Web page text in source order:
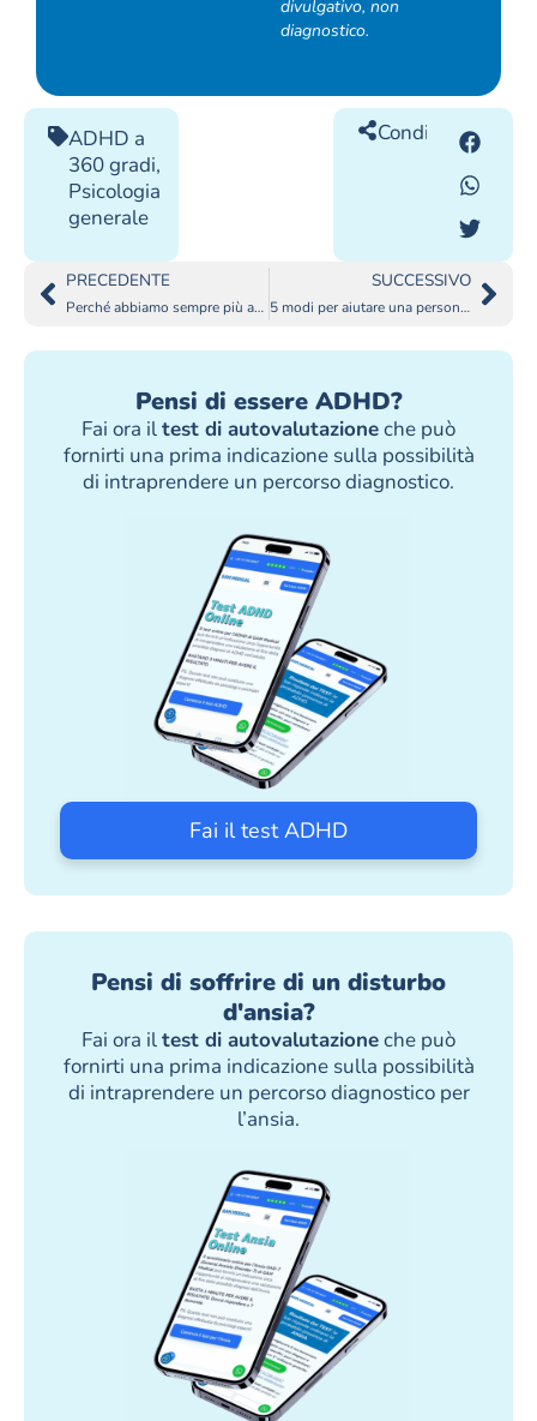
divulgativo, non
diagnostico.
ADHD a
360 gradi,
Psicologia
generale
Condividilo
PRECEDENTE
Perché abbiamo sempre più ansia?
SUCCESSIVO
5 modi per aiutare una persona depressa
Pensi di essere ADHD?
Fai ora iltest di autovalutazioneche può
fornirti una prima indicazione sulla possibilità
di intraprendere un percorso diagnostico.
Fai il test ADHD
Pensi di soffrire di un disturbo
d'ansia?
Fai ora iltest di autovalutazioneche può
fornirti una prima indicazione sulla possibilità
di intraprendere un percorso diagnostico per
l’ansia.